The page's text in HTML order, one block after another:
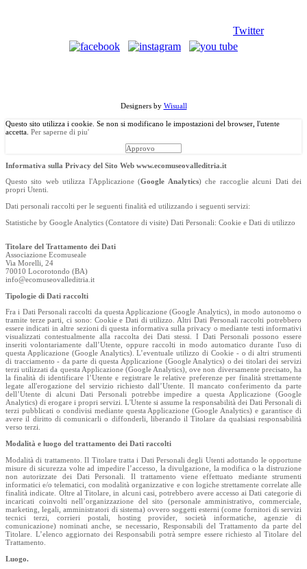
Twitter
Designers by Wisuall
Questo sito utilizza i cookie. Se non si modificano le impostazioni del browser, l'utente
accetta. Per saperne di piu'
Approvo
Informativa sulla Privacy del Sito Web www.ecomuseovalleditria.it
Questo sito web utilizza l'Applicazione (Google Analytics) che raccoglie alcuni Dati dei
propri Utenti.
Dati personali raccolti per le seguenti finalità ed utilizzando i seguenti servizi:
Statistiche by Google Analytics (Contatore di visite) Dati Personali: Cookie e Dati di utilizzo
Titolare del Trattamento dei Dati
Associazione Ecomuseale
Via Morelli, 24
70010 Locorotondo (BA)
info@ecomuseovalleditria.it
Tipologie di Dati raccolti
Fra i Dati Personali raccolti da questa Applicazione (Google Analytics), in modo autonomo o
tramite terze parti, ci sono: Cookie e Dati di utilizzo. Altri Dati Personali raccolti potrebbero
essere indicati in altre sezioni di questa informativa sulla privacy o mediante testi informativi
visualizzati contestualmente alla raccolta dei Dati stessi. I Dati Personali possono essere
inseriti volontariamente dall’Utente, oppure raccolti in modo automatico durante l'uso di
questa Applicazione (Google Analytics). L’eventuale utilizzo di Cookie - o di altri strumenti
di tracciamento - da parte di questa Applicazione (Google Analytics) o dei titolari dei servizi
terzi utilizzati da questa Applicazione (Google Analytics), ove non diversamente precisato, ha
la finalità di identificare l’Utente e registrare le relative preferenze per finalità strettamente
legate all'erogazione del servizio richiesto dall’Utente. Il mancato conferimento da parte
dell’Utente di alcuni Dati Personali potrebbe impedire a questa Applicazione (Google
Analytics) di erogare i propri servizi. L'Utente si assume la responsabilità dei Dati Personali di
terzi pubblicati o condivisi mediante questa Applicazione (Google Analytics) e garantisce di
avere il diritto di comunicarli o diffonderli, liberando il Titolare da qualsiasi responsabilità
verso terzi.
Modalità e luogo del trattamento dei Dati raccolti
Modalità di trattamento. Il Titolare tratta i Dati Personali degli Utenti adottando le opportune
misure di sicurezza volte ad impedire l’accesso, la divulgazione, la modifica o la distruzione
non autorizzate dei Dati Personali. Il trattamento viene effettuato mediante strumenti
informatici e/o telematici, con modalità organizzative e con logiche strettamente correlate alle
finalità indicate. Oltre al Titolare, in alcuni casi, potrebbero avere accesso ai Dati categorie di
incaricati coinvolti nell’organizzazione del sito (personale amministrativo, commerciale,
marketing, legali, amministratori di sistema) ovvero soggetti esterni (come fornitori di servizi
tecnici terzi, corrieri postali, hosting provider, società informatiche, agenzie di
comunicazione) nominati anche, se necessario, Responsabili del Trattamento da parte del
Titolare. L’elenco aggiornato dei Responsabili potrà sempre essere richiesto al Titolare del
Trattamento.
Luogo.